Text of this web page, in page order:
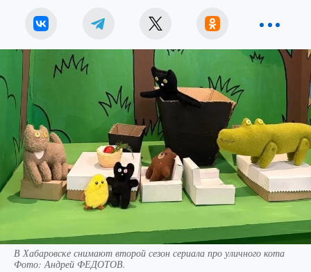
В Хабаровске снимают второй сезон сериала про уличного кота
Фото:Андрей ФЕДОТОВ.